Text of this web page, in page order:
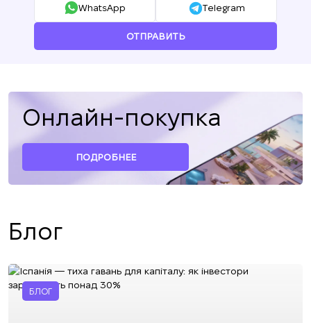
WhatsApp Telegram
ОТПРАВИТЬ
Онлайн-покупка
ПОДРОБНЕЕ
Блог
БЛОГ